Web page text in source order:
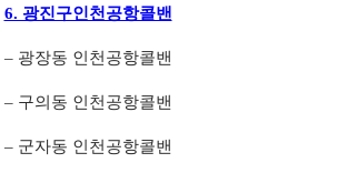
6. 광진구인천공항콜밴
– 광장동 인천공항콜밴
– 구의동 인천공항콜밴
– 군자동 인천공항콜밴